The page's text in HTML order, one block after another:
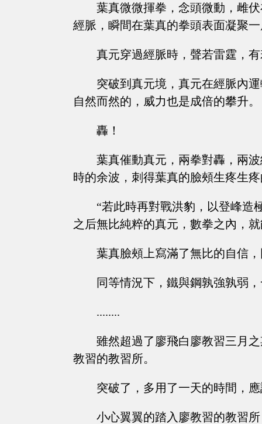
葉真微微揮拳，念頭微動，雌
經脈，瞬間在葉真的拳頭表面凝聚
真元穿過經脈時，聲若雷霆，
突破到真元境，真元在經脈內
自然而然的，威力也是成倍的攀升。
轟！
葉真催動真元，兩拳對轟，兩
時的余波，刺得葉真的臉頰生疼生
“若此時再對戰洪豹，以登峰造
之后無比純粹的真元，數拳之內，
葉真臉頰上寫滿了無比的自信
同等情況下，鐵與鋼孰強孰弱
........
雖然超過了廖飛白廖教習三月
教習的教習所。
突破了，多用了一天的時間，
小心翼翼的踏入廖教習的教習